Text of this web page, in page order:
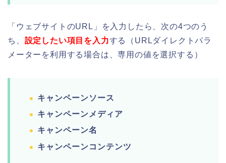
「ウェブサイトのURL」を入力したら、次の4つのう
ち、 設定したい項目を入力する（URLダイレクトパラ
メーターを利用する場合は、専用の値を選択する）
キャンペーンソース
キャンペーンメディア
キャンペーン名
キャンペーンコンテンツ